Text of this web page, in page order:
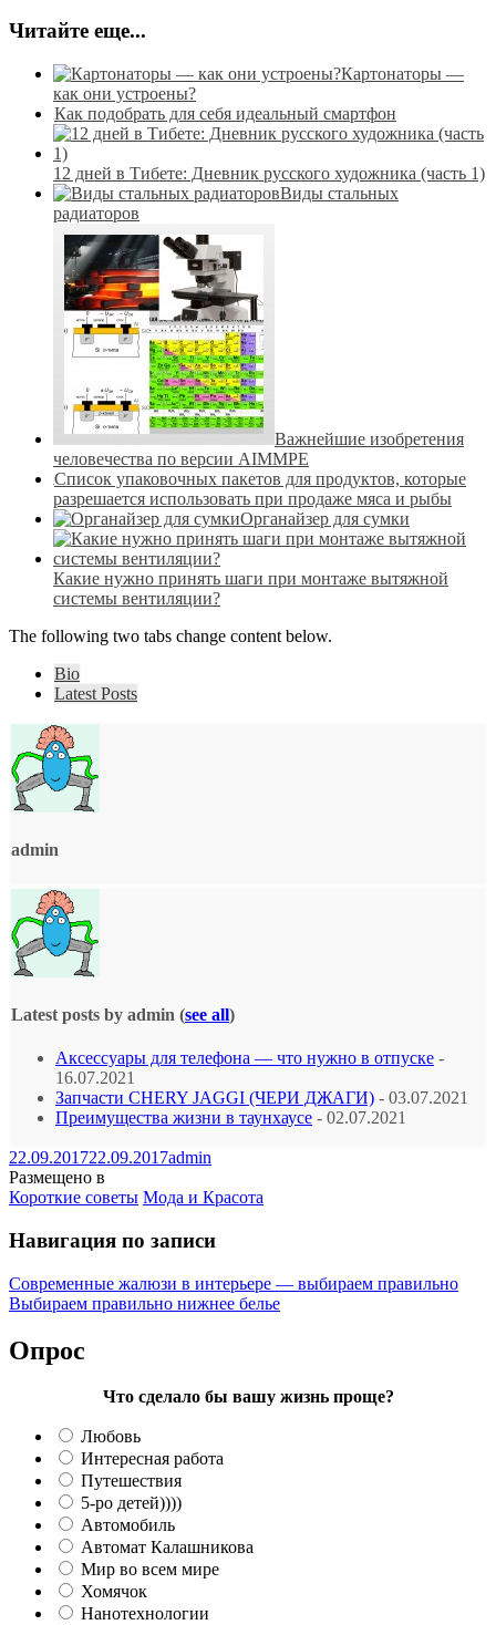
Читайте еще...
Картонаторы —
как они устроены?
Как подобрать для себя идеальный смартфон
12 дней в Тибете: Дневник русского художника (часть 1)
Виды стальных
радиаторов
Важнейшие изобретения
человечества по версии AIMMPE
Список упаковочных пакетов для продуктов, которые
разрешается использовать при продаже мяса и рыбы
Органайзер для сумки
Какие нужно принять шаги при монтаже вытяжной
системы вентиляции?
The following two tabs change content below.
Bio
Latest Posts
admin
Latest posts by admin (see all)
Аксессуары для телефона — что нужно в отпуске -
16.07.2021
Запчасти CHERY JAGGI (ЧЕРИ ДЖАГИ) - 03.07.2021
Преимущества жизни в таунхаусе - 02.07.2021
22.09.201722.09.2017admin
Размещено в
Короткие советы Мода и Красота
Навигация по записи
Современные жалюзи в интерьере — выбираем правильно
Выбираем правильно нижнее белье
Опрос
Что сделало бы вашу жизнь проще?
Любовь
Интересная работа
Путешествия
5-ро детей))))
Автомобиль
Автомат Калашникова
Мир во всем мире
Хомячок
Нанотехнологии